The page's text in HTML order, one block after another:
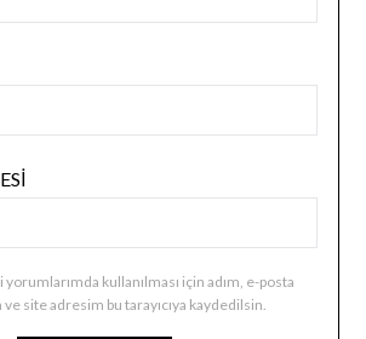
yorumlarımda kullanılması için adım, e-posta
site adresim bu tarayıcıya kaydedilsin.